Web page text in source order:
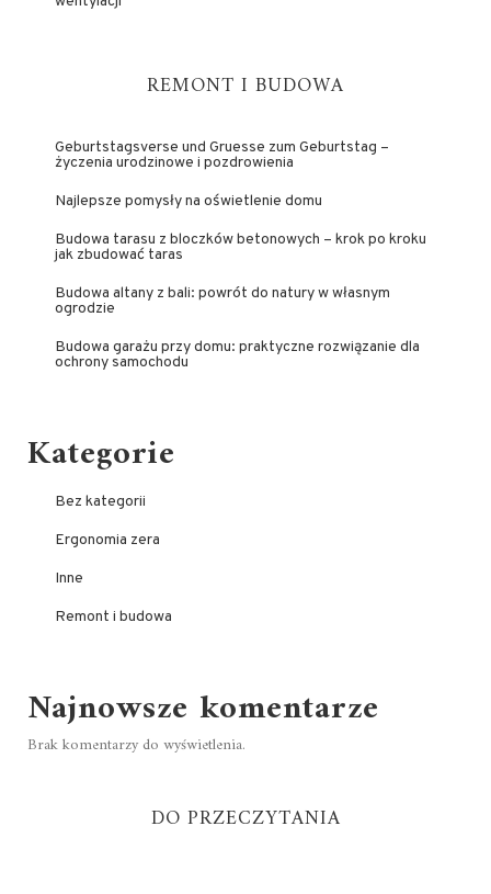
REMONT I BUDOWA
Geburtstagsverse und Gruesse zum Geburtstag –
życzenia urodzinowe i pozdrowienia
Najlepsze pomysły na oświetlenie domu
Budowa tarasu z bloczków betonowych – krok po kroku
jak zbudować taras
Budowa altany z bali: powrót do natury w własnym
ogrodzie
Budowa garażu przy domu: praktyczne rozwiązanie dla
ochrony samochodu
Kategorie
Bez kategorii
Ergonomia zera
Inne
Remont i budowa
Najnowsze komentarze
Brak komentarzy do wyświetlenia.
DO PRZECZYTANIA